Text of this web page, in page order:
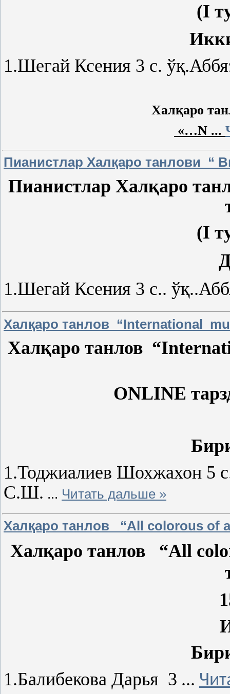
(I
1.Шегай Ксения 3 с. ўқ
Халқаро
«…N ...
Пианистлар Халқаро танлови “
Пианистлар Халқаро
(I
1.Шегай Ксения 3 с..
Халқаро танлов “International
Халқаро танлов “
ONLINE
1.Тоджиалиев Шохжахон 5
С.Ш. ... Читать дальше »
Халқаро танлов “All colorous of
Халқаро танлов “All
1
1.Балибекова Дарья 3 ...